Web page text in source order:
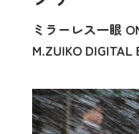
ミラーレス一眼
M.ZUIKO